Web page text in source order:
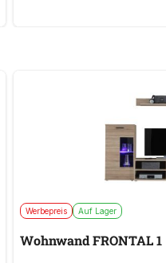
Werbepreis Auf Lager
Wohnwand FRONTAL 1